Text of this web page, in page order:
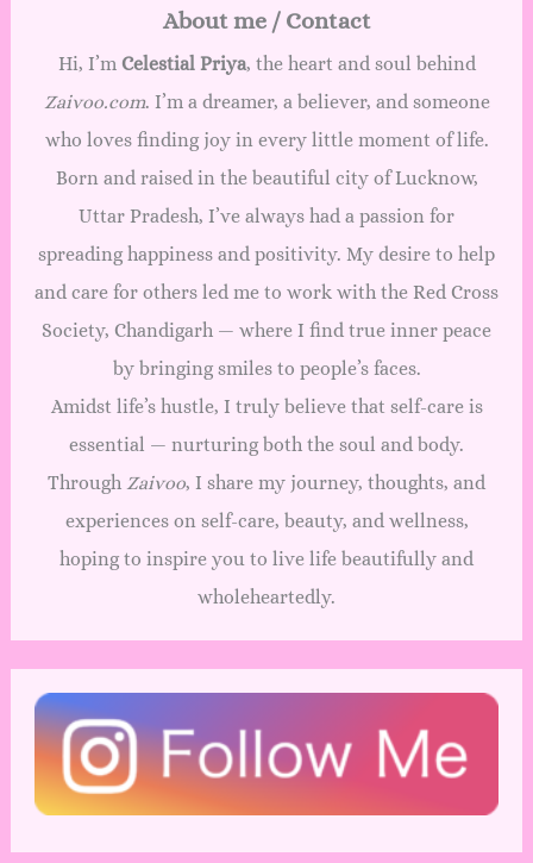
About me / Contact
Hi, I’m Celestial Priya, the heart and soul behind
Zaivoo.com. I’m a dreamer, a believer, and someone
who loves finding joy in every little moment of life.
Born and raised in the beautiful city of Lucknow,
Uttar Pradesh, I’ve always had a passion for
spreading happiness and positivity. My desire to help
and care for others led me to work with the Red Cross
Society, Chandigarh — where I find true inner peace
by bringing smiles to people’s faces.
Amidst life’s hustle, I truly believe that self-care is
essential — nurturing both the soul and body.
Through Zaivoo, I share my journey, thoughts, and
experiences on self-care, beauty, and wellness,
hoping to inspire you to live life beautifully and
wholeheartedly.